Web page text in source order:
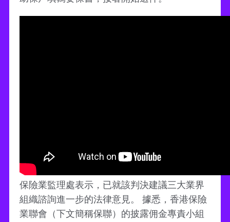
保險業監理處表示，已就該判決建議三大業界
組織諮詢進一步的法律意見。 據悉，香港保險
業聯會（下文簡稱保聯）的披露佣金專責小組